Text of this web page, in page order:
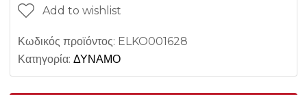
Add to wishlist
Κωδικός προϊόντος: ELKO001628
Κατηγορία: ΔΥΝΑΜΟ